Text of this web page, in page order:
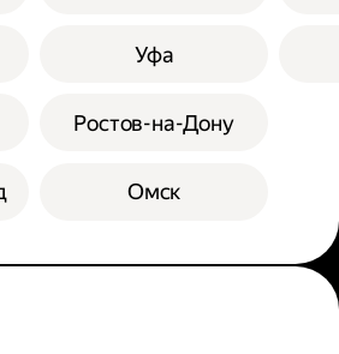
Уфа
Ростов-на-Дону
Омск